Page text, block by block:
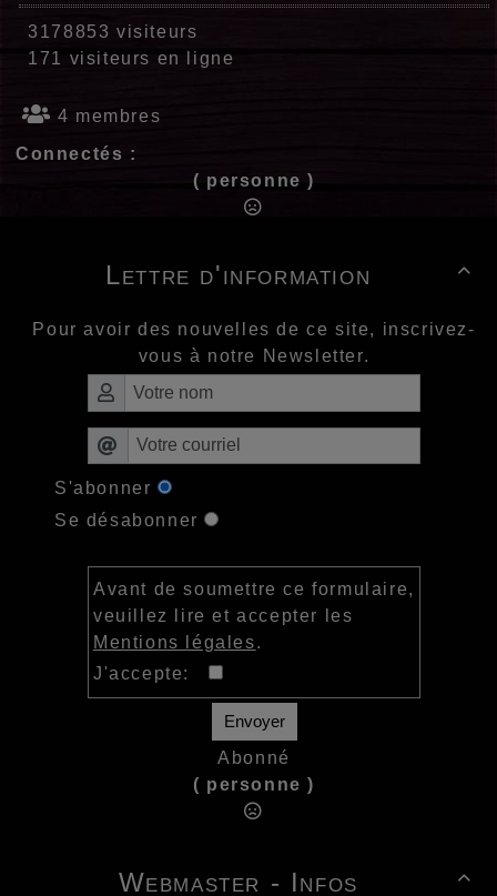
3178853 visiteurs
171 visiteurs en ligne
4 membres
Connectés :
( personne )

Lettre d'information
Pour avoir des nouvelles de ce site, inscrivez-
vous à notre Newsletter.
S'abonner
Se désabonner
Avant de soumettre ce formulaire,
veuillez lire et accepter les
Mentions légales.
J'accepte:
Envoyer
Abonné
( personne )

Webmaster - Infos